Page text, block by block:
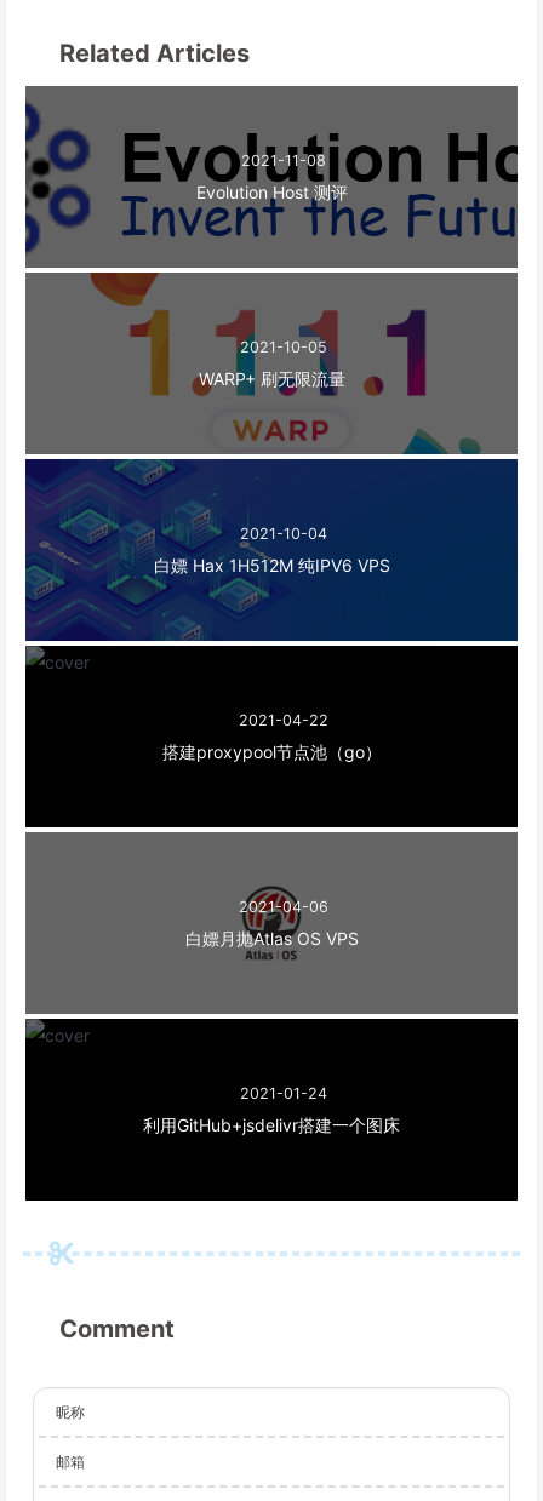
Related Articles
2021-11-08
Evolution Host 测评
2021-10-05
WARP+ 刷无限流量
2021-10-04
白嫖 Hax 1H512M 纯IPV6 VPS
2021-04-22
搭建proxypool节点池（go）
2021-04-06
白嫖月抛Atlas OS VPS
2021-01-24
利用GitHub+jsdelivr搭建一个图床
Comment
昵称
邮箱